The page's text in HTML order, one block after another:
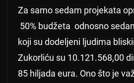
Za samo sedam projekata
50% budžeta odnosno
koji su dodeljeni ljudima
Zukorliću su 10.121.568,00
85 hiljada eura. Ono što je